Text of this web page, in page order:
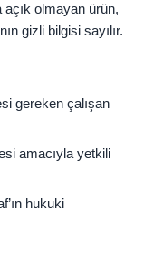
açık olmayan ürün,
gizli bilgisi sayılır.
gereken çalışan
amacıyla yetkili
hukuki